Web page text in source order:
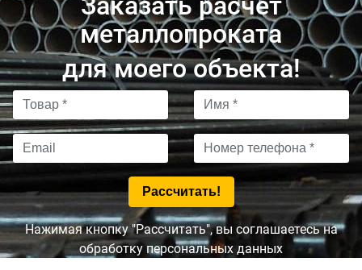
металлопроката
для моего объекта!
Нажимая кнопку "Рассчитать", вы соглашаетесь на
обработку персональных данных